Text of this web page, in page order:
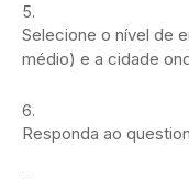
Selecione o nível de
médio) e a cidade
Responda ao